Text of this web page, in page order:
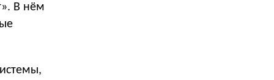
В нём